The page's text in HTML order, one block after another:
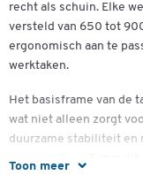
Toon meer
recht als schuin. Elke
versteld van 650 tot
ergonomisch aan te
werktaken.
Het basisframe van de
wat niet alleen zorgt
duurzame stabiliteit en